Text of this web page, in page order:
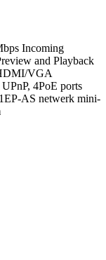
Incoming
and Playback
VGA
4PoE ports
AS netwerk mini-